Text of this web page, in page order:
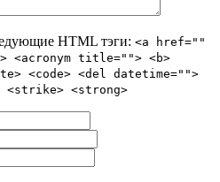
HTML тэги: <a href=""
title=""> <b>
<code> <del datetime="">
<strike> <strong>